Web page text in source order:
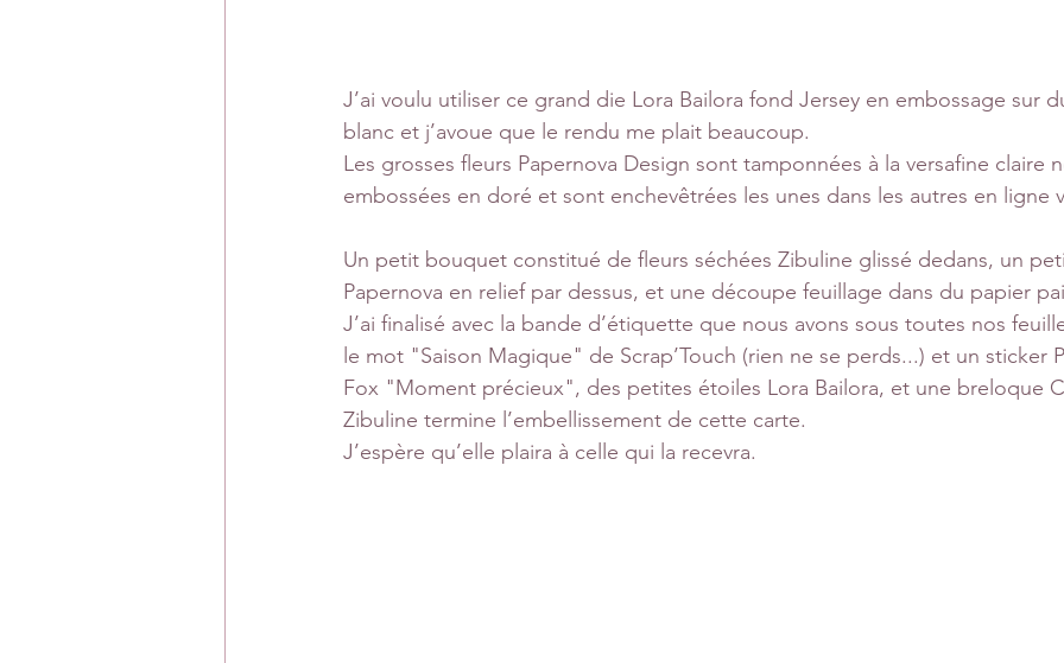
J’ai voulu utiliser ce grand die Lora Bailora fond Jersey en embossage sur
blanc et j’avoue que le rendu me plait beaucoup.
Les grosses fleurs Papernova Design sont tamponnées à la versafine claire
embossées en doré et sont enchevêtrées les unes dans les autres en ligne
Un petit bouquet constitué de fleurs séchées Zibuline glissé dedans, un
Papernova en relief par dessus, et une découpe feuillage dans du papier
J’ai finalisé avec la bande d’étiquette que nous avons sous toutes nos
le mot "Saison Magique" de Scrap’Touch (rien ne se perds...) et un sticker
Fox "Moment précieux", des petites étoiles Lora Bailora, et une breloque
Zibuline termine l’embellissement de cette carte.
J’espère qu’elle plaira à celle qui la recevra.